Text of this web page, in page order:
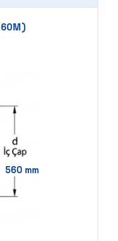
)
560 mm